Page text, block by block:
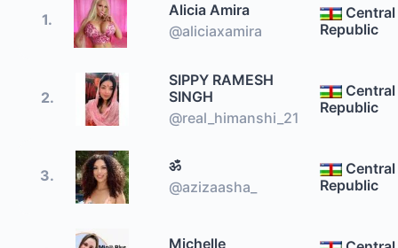
1.
Alicia Amira
@aliciaxamira
Republic
2.
SIPPY RAMESH
SINGH
@real_himanshi_21
Republic
3.
ॐ
@azizaasha_
Republic
Michelle